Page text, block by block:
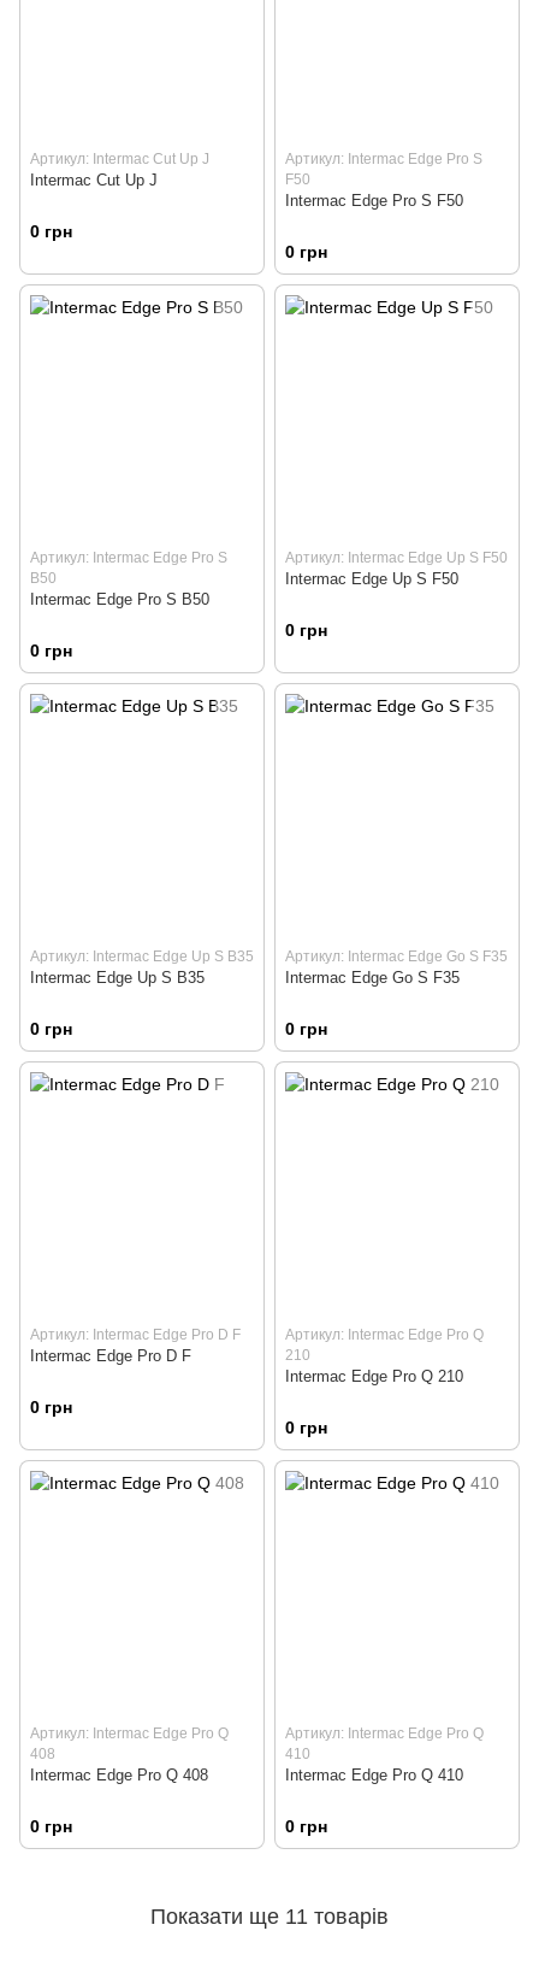
Артикул: Intermac Cut Up J
Intermac Cut Up J
0 грн
Артикул: Intermac Edge Pro S
F50
Intermac Edge Pro S F50
0 грн
Артикул: Intermac Edge Pro S
B50
Intermac Edge Pro S B50
0 грн
Артикул: Intermac Edge Up S F50
Intermac Edge Up S F50
0 грн
Артикул: Intermac Edge Up S B35
Intermac Edge Up S B35
0 грн
Артикул: Intermac Edge Go S F35
Intermac Edge Go S F35
0 грн
Артикул: Intermac Edge Pro D F
Intermac Edge Pro D F
0 грн
Артикул: Intermac Edge Pro Q
210
Intermac Edge Pro Q 210
0 грн
Артикул: Intermac Edge Pro Q
408
Intermac Edge Pro Q 408
0 грн
Артикул: Intermac Edge Pro Q
410
Intermac Edge Pro Q 410
0 грн
Показати ще 11 товарів